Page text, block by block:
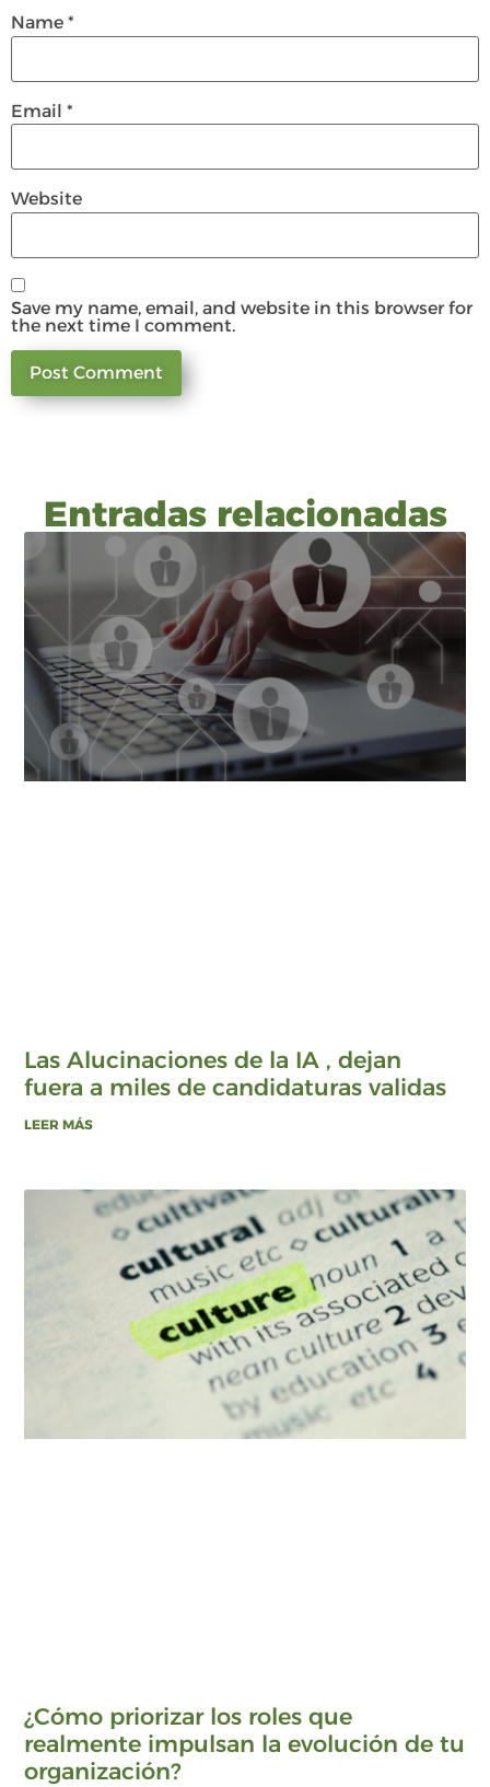
Name *
Email *
Website
Save my name, email, and website in this browser for
the next time I comment.
Entradas relacionadas
Las Alucinaciones de la IA , dejan
fuera a miles de candidaturas validas
LEER MÁS
¿Cómo priorizar los roles que
realmente impulsan la evolución de tu
organización?